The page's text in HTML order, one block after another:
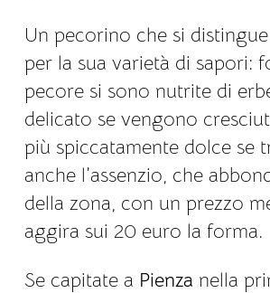
Un pecorino che si
per la sua varietà di sapori:
pecore si sono nutrite di
delicato se vengono
più spiccatamente dolce se
anche l’assenzio, che
della zona, con un prezzo
aggira sui 20 euro la forma.
Se capitate a Pienza nella